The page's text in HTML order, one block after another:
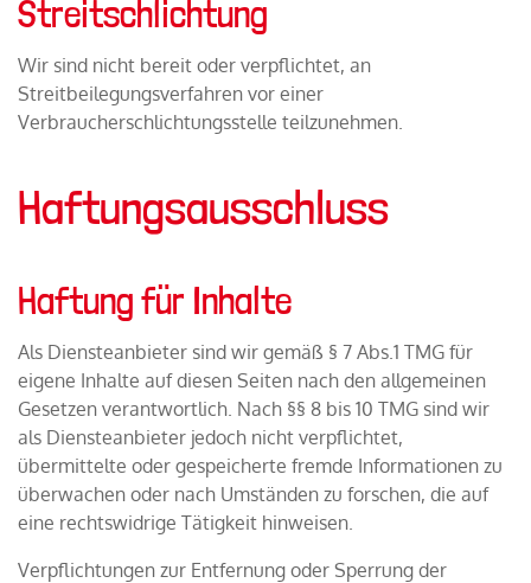
Streitschlichtung
Wir sind nicht bereit oder verpflichtet, an
Streitbeilegungsverfahren vor einer
Verbraucherschlichtungsstelle teilzunehmen.
Haftungsausschluss
Haftung für Inhalte
Als Diensteanbieter sind wir gemäß § 7 Abs.1 TMG für
eigene Inhalte auf diesen Seiten nach den allgemeinen
Gesetzen verantwortlich. Nach §§ 8 bis 10 TMG sind wir
als Diensteanbieter jedoch nicht verpflichtet,
übermittelte oder gespeicherte fremde Informationen zu
überwachen oder nach Umständen zu forschen, die auf
eine rechtswidrige Tätigkeit hinweisen.
Verpflichtungen zur Entfernung oder Sperrung der